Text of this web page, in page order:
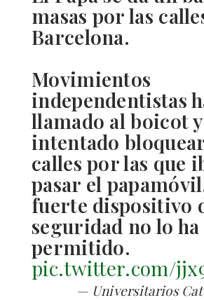
masas por las
Barcelona.
Movimientos
independentistas
llamado al boicot
intentado
calles por las que
pasar el
fuerte dispositivo
seguridad no lo ha
permitido.
pic.twitter.com/
— Universitarios